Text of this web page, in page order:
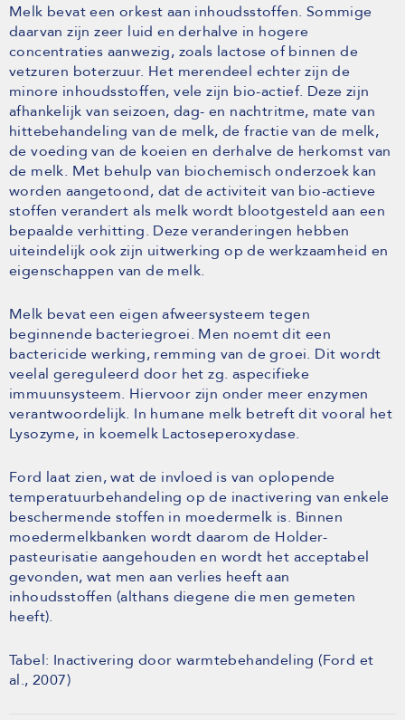
Melk bevat een orkest aan inhoudsstoffen. Sommige
daarvan zijn zeer luid en derhalve in hogere
concentraties aanwezig, zoals lactose of binnen de
vetzuren boterzuur. Het merendeel echter zijn de
minore inhoudsstoffen, vele zijn bio-actief. Deze zijn
afhankelijk van seizoen, dag- en nachtritme, mate van
hittebehandeling van de melk, de fractie van de melk,
de voeding van de koeien en derhalve de herkomst van
de melk. Met behulp van biochemisch onderzoek kan
worden aangetoond, dat de activiteit van bio-actieve
stoffen verandert als melk wordt blootgesteld aan een
bepaalde verhitting. Deze veranderingen hebben
uiteindelijk ook zijn uitwerking op de werkzaamheid en
eigenschappen van de melk.
Melk bevat een eigen afweersysteem tegen
beginnende bacteriegroei. Men noemt dit een
bactericide werking, remming van de groei. Dit wordt
veelal gereguleerd door het zg. aspecifieke
immuunsysteem. Hiervoor zijn onder meer enzymen
verantwoordelijk. In humane melk betreft dit vooral het
Lysozyme, in koemelk Lactoseperoxydase.
Ford laat zien, wat de invloed is van oplopende
temperatuurbehandeling op de inactivering van enkele
beschermende stoffen in moedermelk is. Binnen
moedermelkbanken wordt daarom de Holder-
pasteurisatie aangehouden en wordt het acceptabel
gevonden, wat men aan verlies heeft aan
inhoudsstoffen (althans diegene die men gemeten
heeft).
Tabel: Inactivering door warmtebehandeling (Ford et
al., 2007)